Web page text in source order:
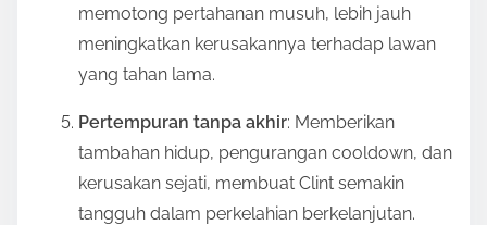
memotong pertahanan musuh, lebih jauh
meningkatkan kerusakannya terhadap lawan
yang tahan lama.
Pertempuran tanpa akhir: Memberikan
tambahan hidup, pengurangan cooldown, dan
kerusakan sejati, membuat Clint semakin
tangguh dalam perkelahian berkelanjutan.